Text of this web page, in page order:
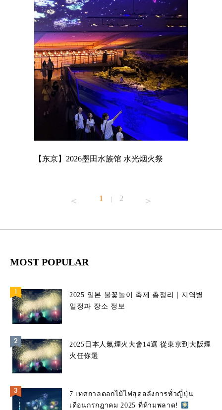
【东京】2026墨田水族馆 水光烟火祭
1 | 2
MOST POPULAR
2025 일본 불꽃놀이 축제 총정리｜지역별
일정과 장소 정보
2025日本人氣煙火大會14選 從東京到大阪煙
火任你選
7 เทศกาลดอกไม้ไฟสุดอลังการทั่วญี่ปุ่น
เดือนกรกฎาคม 2025 ที่ห้ามพลาด!